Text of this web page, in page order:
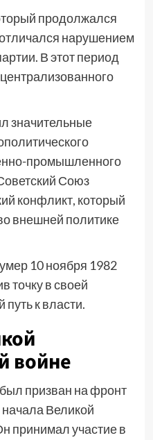
продолжался
нарушением
В этот период
значительные
промышленного
Союз
конфликт, который
внешней политике
10 ноября 1982
точку в своей
к власти.
войне
призван на фронт
начала Великой
принимал участие в